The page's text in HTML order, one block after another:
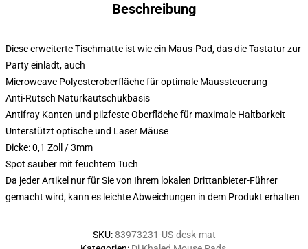
Beschreibung
Diese erweiterte Tischmatte ist wie ein Maus-Pad, das die Tastatur zur
Party einlädt, auch
Microweave Polyesteroberfläche für optimale Maussteuerung
Anti-Rutsch Naturkautschukbasis
Antifray Kanten und pilzfeste Oberfläche für maximale Haltbarkeit
Unterstützt optische und Laser Mäuse
Dicke: 0,1 Zoll / 3mm
Spot sauber mit feuchtem Tuch
Da jeder Artikel nur für Sie von Ihrem lokalen Drittanbieter-Führer
gemacht wird, kann es leichte Abweichungen in dem Produkt erhalten
SKU:83973231-US-desk-mat